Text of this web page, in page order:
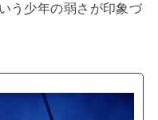
う少年の弱さが印象づ